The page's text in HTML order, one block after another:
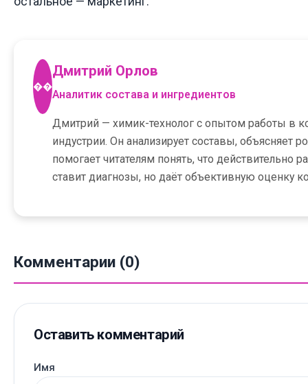
��
Дмитрий Орлов
Аналитик состава и ингредиентов
Дмитрий — химик-технолог с опытом работы в
индустрии. Он анализирует составы, объясняет
помогает читателям понять, что действительно
ставит диагнозы, но даёт объективную оценку
Комментарии (0)
Оставить комментарий
Имя